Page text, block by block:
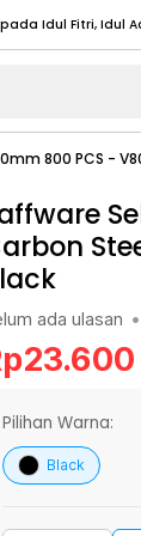
pada Idul Fitri
Selengkapnya
Selengkapnya
pada Idul Fitri
Idul Fitri
pada Idul Fitri
Selengkapnya
800 PCS -
ada ulasan •
23.600
Pilihan Warna:
Black